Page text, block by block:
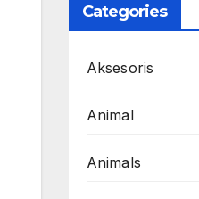
Categories
Aksesoris
Animal
Animals